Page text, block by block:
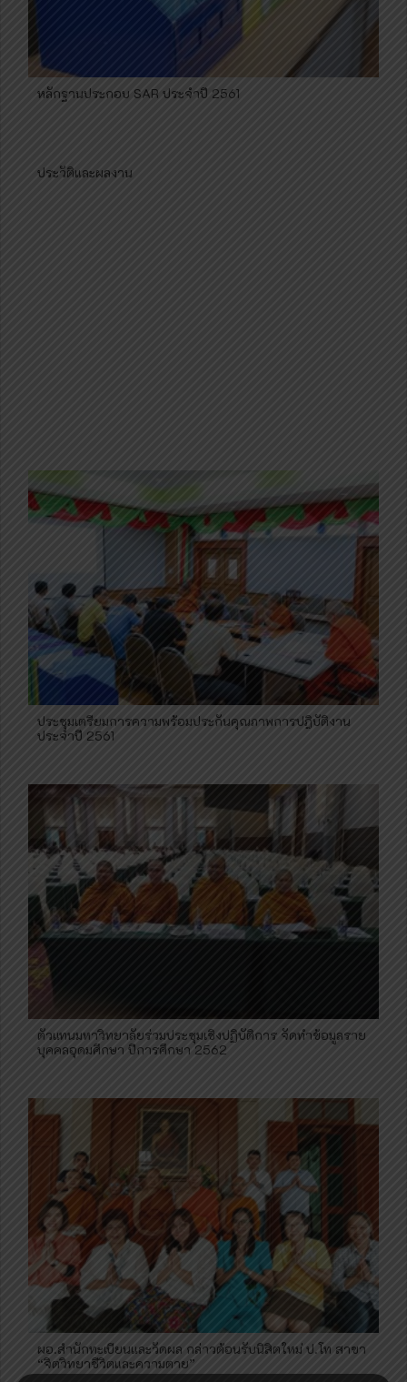
หลักฐานประกอบ SAR ประจำปี 2561
ประวัติและผลงาน
ประชุมเตรียมการความพร้อมประกันคุณภาพการปฎิบัติงาน
ประจำปี 2561
ตัวแทนมหาวิทยาลัยร่วมประชุมเชิงปฏิบัติการ​ จัดทำข้อมูล​ราย
บุคคล​อุดมศึกษา​ ปีการศึกษา​ 2562​
ผอ.สำนัก​ทะเบียน​และวัดผล​ กล่าวต้อนรับนิสิตใหม่ ป.โท สาขา
“จิตวิทยา​ชีวิตและความตาย”